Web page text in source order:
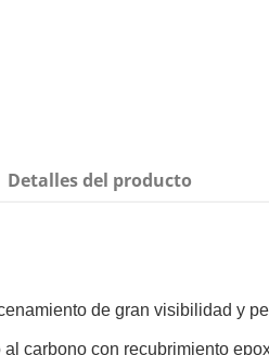
Detalles del producto
de gran visibilidad y
al carbono con recubrimiento